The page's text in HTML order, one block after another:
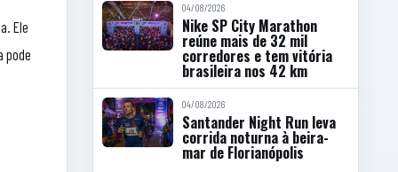
Ele
pode
04/08/2026
Nike SP City Marathon
reúne mais de 32 mil
corredores e tem vitória
brasileira nos 42 km
04/08/2026
Santander Night Run leva
corrida noturna à beira-
mar de Florianópolis